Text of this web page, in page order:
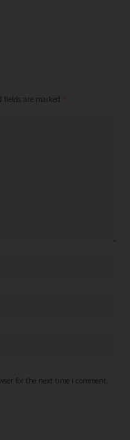
fields are marked *
for the next time I comment.